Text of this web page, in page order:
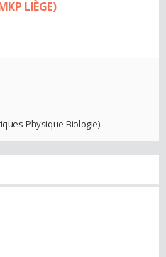
LIÈGE)
Physique-Biologie)